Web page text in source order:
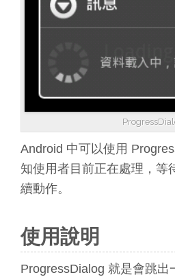
Android 中可以使用
知使用者目前正在處理，等
續動作。
使用說明
ProgressDialog 就是會跳出